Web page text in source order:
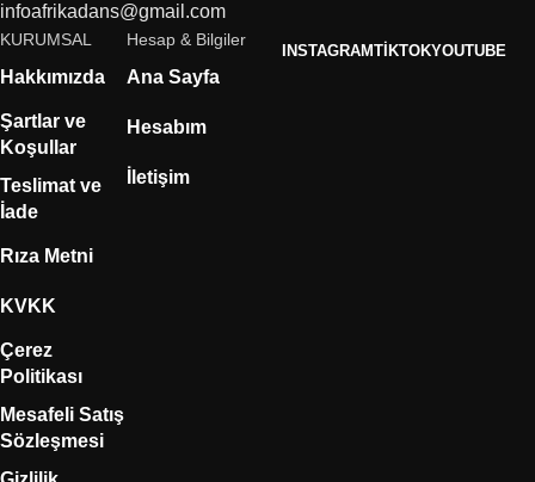
infoafrikadans@gmail.com
KURUMSAL
Hakkımızda
Şartlar ve
Koşullar
Teslimat ve
İade
Rıza Metni
KVKK
Çerez
Politikası
Mesafeli Satış
Sözleşmesi
Hesap & Bilgiler
Ana Sayfa
Hesabım
İletişim
INSTAGRAMTIKTOKYOUTUBE